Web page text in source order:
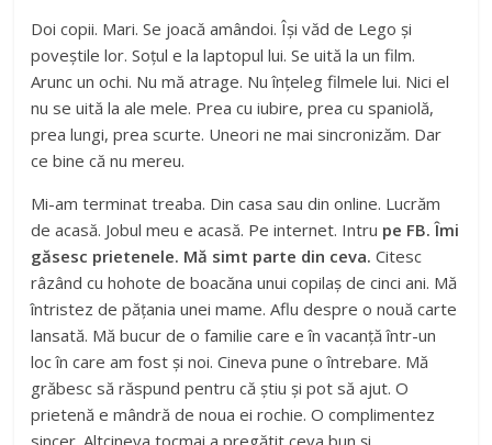
Doi copii. Mari. Se joacă amândoi. Își văd de Lego și
poveștile lor. Soțul e la laptopul lui. Se uită la un film.
Arunc un ochi. Nu mă atrage. Nu înțeleg filmele lui. Nici el
nu se uită la ale mele. Prea cu iubire, prea cu spaniolă,
prea lungi, prea scurte. Uneori ne mai sincronizăm. Dar
ce bine că nu mereu.
Mi-am terminat treaba. Din casa sau din online. Lucrăm
de acasă. Jobul meu e acasă. Pe internet. Intru pe FB. Îmi
găsesc prietenele. Mă simt parte din ceva. Citesc
râzând cu hohote de boacăna unui copilaș de cinci ani. Mă
întristez de pățania unei mame. Aflu despre o nouă carte
lansată. Mă bucur de o familie care e în vacanță într-un
loc în care am fost și noi. Cineva pune o întrebare. Mă
grăbesc să răspund pentru că știu și pot să ajut. O
prietenă e mândră de noua ei rochie. O complimentez
sincer. Altcineva tocmai a pregătit ceva bun și